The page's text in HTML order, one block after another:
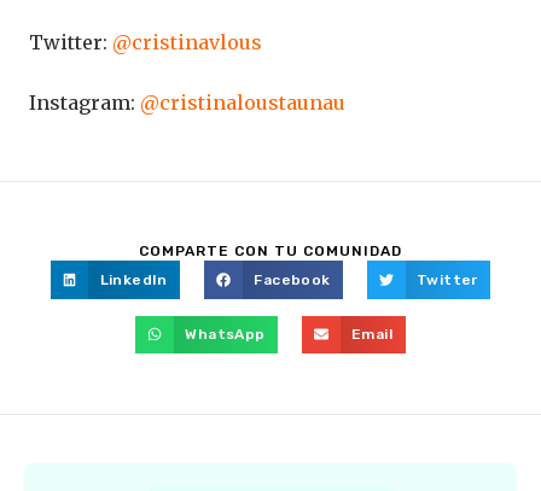
Twitter: @cristinavlous
Instagram: @cristinaloustaunau
COMPARTE CON TU COMUNIDAD
LinkedIn
Facebook Twitter
WhatsApp Email